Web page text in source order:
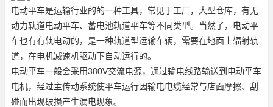
电动平车是运输行业的的一种工具，常见于工厂，大型仓库，有无
动力轨道电动平车、蓄电池轨道平车等不同类型。当然了，电动平
车也有有轨电动的，是一种轨道型运输车辆，需要在地面上辐射轨
道，在电机减速机驱动下自动运行的。
电动平车一般会采用380V交流电源，通过输电线路输送到电动平车
电机，经过主传动系统使平车运行因输电电缆经常与店面摩擦、刮
碰而出现破损产生漏电现象。